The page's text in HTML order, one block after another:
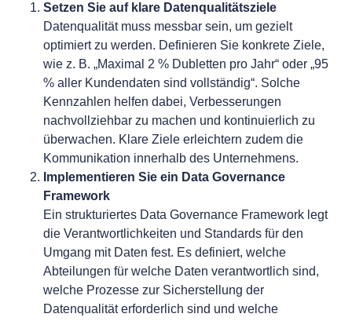
Setzen Sie auf klare Datenqualitätsziele
Datenqualität muss messbar sein, um gezielt
optimiert zu werden. Definieren Sie konkrete Ziele,
wie z. B. „Maximal 2 % Dubletten pro Jahr“ oder „95
% aller Kundendaten sind vollständig“. Solche
Kennzahlen helfen dabei, Verbesserungen
nachvollziehbar zu machen und kontinuierlich zu
überwachen. Klare Ziele erleichtern zudem die
Kommunikation innerhalb des Unternehmens.
Implementieren Sie ein Data Governance
Framework
Ein strukturiertes Data Governance Framework legt
die Verantwortlichkeiten und Standards für den
Umgang mit Daten fest. Es definiert, welche
Abteilungen für welche Daten verantwortlich sind,
welche Prozesse zur Sicherstellung der
Datenqualität erforderlich sind und welche